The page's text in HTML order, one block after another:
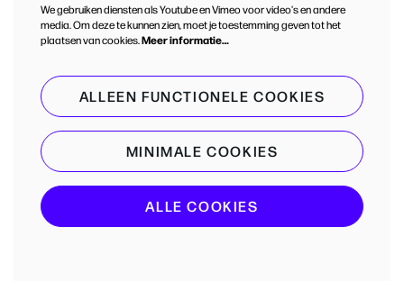
We gebruiken diensten als Youtube en Vimeo voor video's en andere
media. Om deze te kunnen zien, moet je toestemming geven tot het
plaatsen van cookies.Meer informatie…
ALLEEN FUNCTIONELE COOKIES
MINIMALE COOKIES
ALLE COOKIES